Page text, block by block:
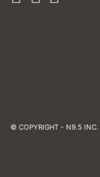
© COPYRIGHT - N9.5 INC.